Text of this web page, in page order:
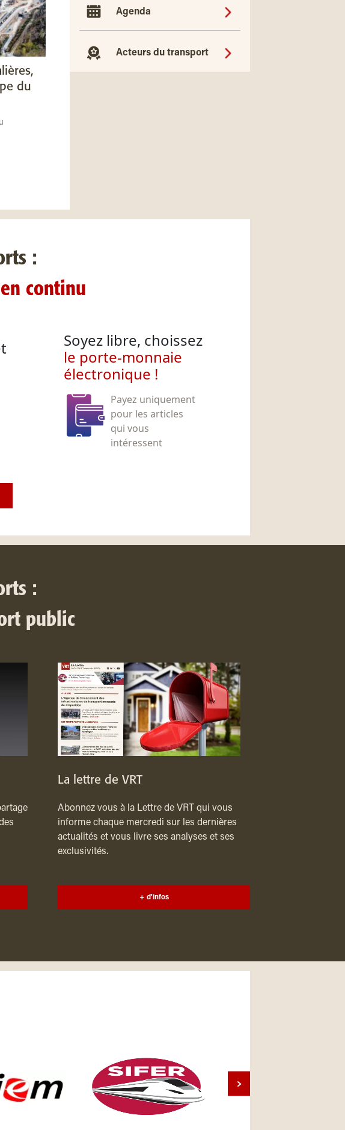
du
Agenda
Acteurs du transport
:
continu
Soyez libre, choissez
le porte-monnaie
électronique !
Payez uniquement
pour les articles
qui vous
intéressent
:
public
La lettre de VRT
Abonnez vous à la Lettre de VRT qui vous
informe chaque mercredi sur les dernières
actualités et vous livre ses analyses et ses
exclusivités.
+ d'infos